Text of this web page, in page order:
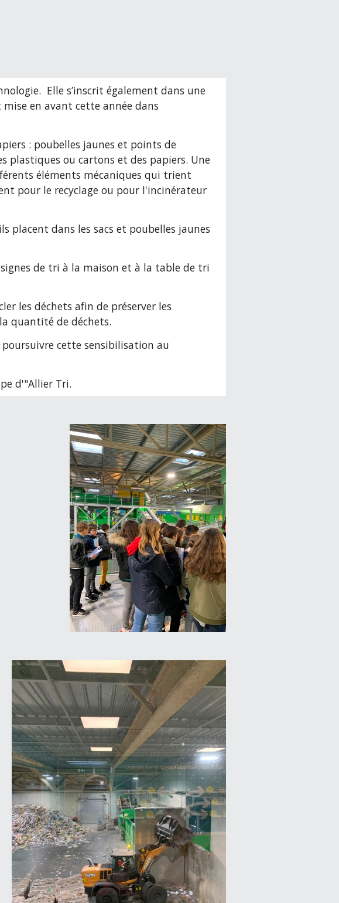
Elle s’inscrit également dans une
en avant cette année dans
: poubelles jaunes et points de
plastiques ou cartons et des papiers. Une
éléments mécaniques qui trient
pour le recyclage ou pour l'incinérateur
placent dans les sacs et poubelles jaunes
de tri à la maison et à la table de tri
les déchets afin de préserver les
quantité de déchets.
cette sensibilisation au
d'"Allier Tri.